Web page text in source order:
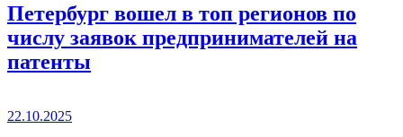
Петербург вошел в топ регионов по
числу заявок предпринимателей на
патенты
22.10.2025